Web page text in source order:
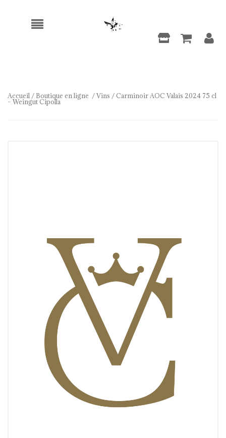
Accueil / Boutique en ligne /Vins / Carminoir AOC Valais 2024 75 cl
– Weingut Cipolla